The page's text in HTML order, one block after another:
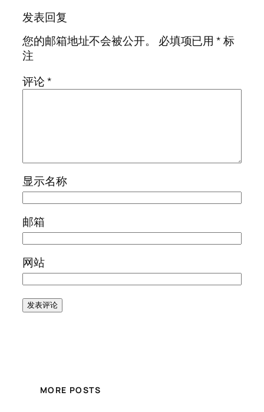
发表回复
您的邮箱地址不会被公开。
必填项已用*标
注
评论*
显示名称
邮箱
网站
MORE POSTS